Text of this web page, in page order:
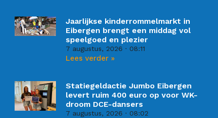
Jaarlijkse kinderrommelmarkt in
Eibergen brengt een middag vol
speelgoed en plezier
7 augustus, 2026 08:11
Lees verder »
Statiegeldactie Jumbo Eibergen
levert ruim 400 euro op voor WK-
droom DCE-dansers
7 augustus, 2026 08:02